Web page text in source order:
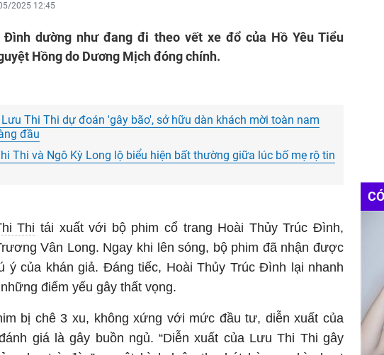
2025 12:45
Đình dường như đang đi theo vết xe đổ của Hồ Yêu Tiểu
Hồng do Dương Mịch đóng chính.
Thi Thi dự đoán 'gây bão', sở hữu dàn khách mời toàn nam
đầu
Thi và Ngô Kỳ Long lộ biểu hiện bất thường giữa lúc bố mẹ rộ tin
Thi tái xuất với bộ phim cổ trang Hoài Thủy Trúc Đình,
Vân Long. Ngay khi lên sóng, bộ phim đã nhận được
ý của khán giả. Đáng tiếc, Hoài Thủy Trúc Đình lại nhanh
điểm yếu gây thất vọng.
bị chê 3 xu, không xứng với mức đầu tư, diễn xuất của
giá là gây buồn ngủ. “Diễn xuất của Lưu Thi Thi gây